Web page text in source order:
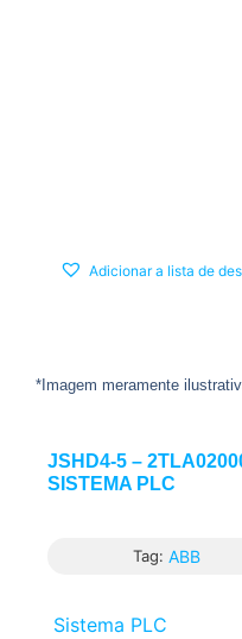
Adicionar a lista de
*Imagem meramente
JSHD4-5 –
SISTEMA PLC
Tag: ABB
Sistema PLC